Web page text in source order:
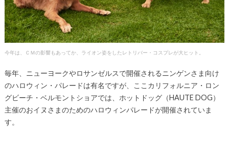
今年は、ＣＭの影響もあってか、ライオン姿をしたレトリバー・コスプレが大ヒット。
毎年、ニューヨークやロサンゼルスで開催されるニンゲンさま向け
のハロウィン・パレードは有名ですが、ここカリフォルニア・ロン
グビーチ・ベルモントショアでは、ホットドッグ（HAUTE DOG）
主催のおイヌさまのためのハロウィンパレードが開催されていま
す。